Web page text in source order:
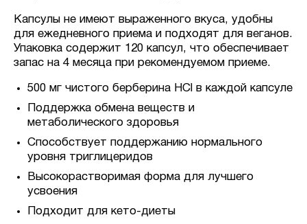
Капсулы не имеют выраженного вкуса, удобны
для ежедневного приема и подходят для веганов.
Упаковка содержит 120 капсул, что обеспечивает
запас на 4 месяца при рекомендуемом приеме.
500 мг чистого берберина HCl в каждой капсуле
Поддержка обмена веществ и
метаболического здоровья
Способствует поддержанию нормального
уровня триглицеридов
Высокорастворимая форма для лучшего
усвоения
Подходит для кето-диеты